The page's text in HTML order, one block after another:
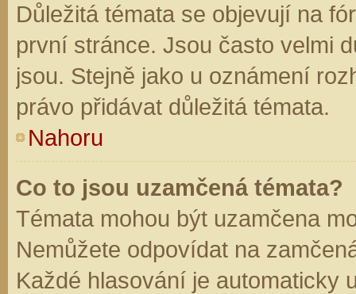
Důležitá témata se objevují na
první stránce. Jsou často velmi
jsou. Stejně jako u oznámení
právo přidávat důležitá témata.
Nahoru
Co to jsou uzamčená témata?
Témata mohou být uzamčena
Nemůžete odpovídat na
Každé hlasování je automaticky